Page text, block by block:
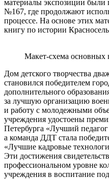
материалы экспозиции были
№167, где продолжают
процессе. На основе этих
книгу по истории
Макет-схема основных
Дом детского творчества
становился победителем
дополнительного
за лучшую организацию
и работу с молодежными
учреждения удостоены
Петербурга «Лучший
а команда ДДТ стала
«Лучшие кадровые
Эти достижения
профессиональном уровне
учреждения в воспитание